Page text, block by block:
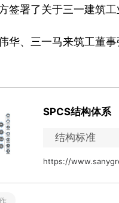
签署了关于三一建筑
华、三一马来筑工董
SPCS结构体系
结构标准
https://